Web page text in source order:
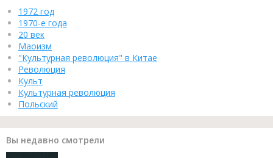
1972 год
1970-е года
20 век
Маоизм
"Культурная революция" в Китае
Революция
Культ
Культурная революция
Польский
Вы недавно смотрели